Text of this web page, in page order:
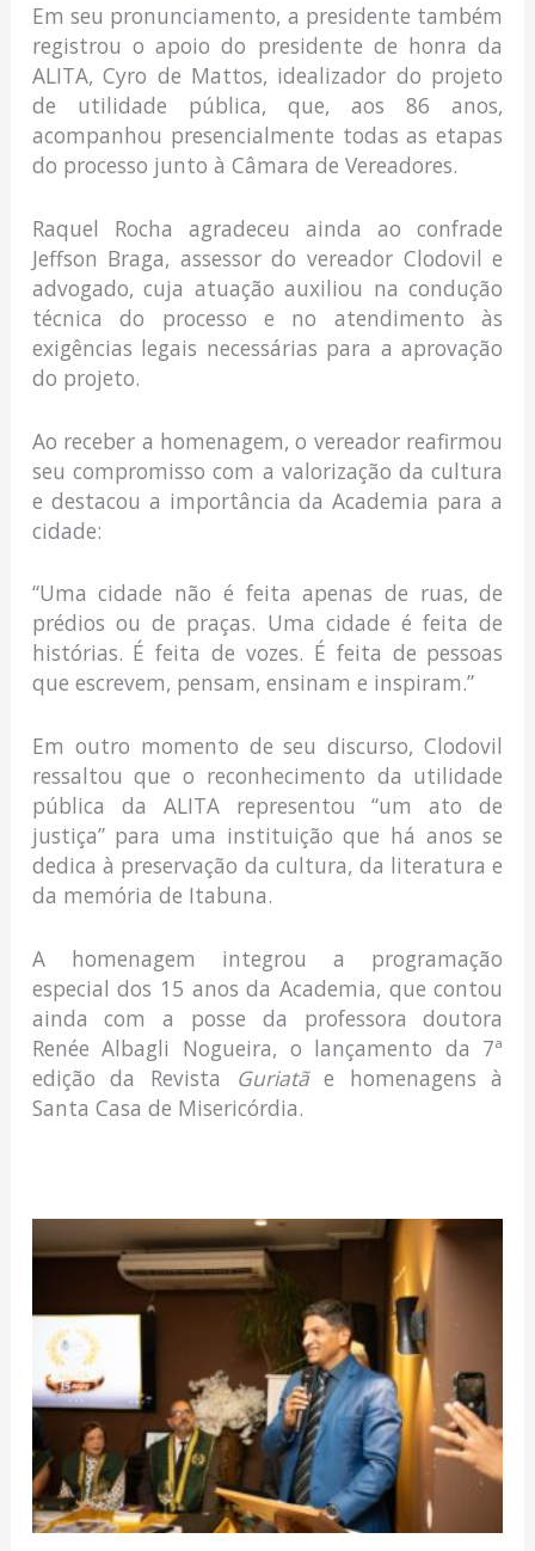
Em seu pronunciamento, a presidente também
registrou o apoio do presidente de honra da
ALITA, Cyro de Mattos, idealizador do projeto
de utilidade pública, que, aos 86 anos,
acompanhou presencialmente todas as etapas
do processo junto à Câmara de Vereadores.
Raquel Rocha agradeceu ainda ao confrade
Jeffson Braga, assessor do vereador Clodovil e
advogado, cuja atuação auxiliou na condução
técnica do processo e no atendimento às
exigências legais necessárias para a aprovação
do projeto.
Ao receber a homenagem, o vereador reafirmou
seu compromisso com a valorização da cultura
e destacou a importância da Academia para a
cidade:
“Uma cidade não é feita apenas de ruas, de
prédios ou de praças. Uma cidade é feita de
histórias. É feita de vozes. É feita de pessoas
que escrevem, pensam, ensinam e inspiram.”
Em outro momento de seu discurso, Clodovil
ressaltou que o reconhecimento da utilidade
pública da ALITA representou “um ato de
justiça” para uma instituição que há anos se
dedica à preservação da cultura, da literatura e
da memória de Itabuna.
A homenagem integrou a programação
especial dos 15 anos da Academia, que contou
ainda com a posse da professora doutora
Renée Albagli Nogueira, o lançamento da 7ª
edição da Revista
Guriatãe homenagens à
Santa Casa de Misericórdia.